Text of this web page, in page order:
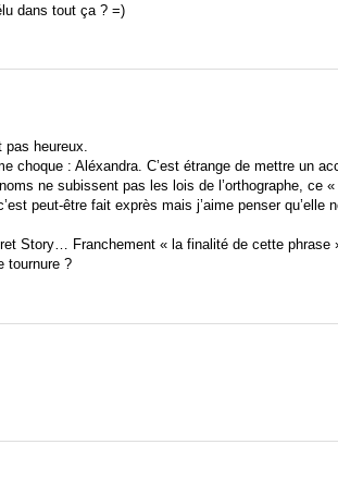
dans tout ça ? =)
pas heureux.
choque : Aléxandra. C’est étrange de mettre un
ne subissent pas les lois de l’orthographe, ce
peut-être fait exprès mais j’aime penser qu’elle
Story… Franchement « la finalité de cette phrase
tournure ?